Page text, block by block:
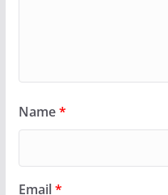
Name*
Email*